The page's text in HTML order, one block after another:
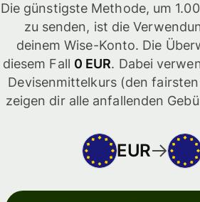
Die günstigste Methode, um
zu senden, ist die
deinem Wise-Konto. Die
diesem Fall 0 EUR. Dabei
Devisenmittelkurs (den
zeigen dir alle anfallenden
EUR